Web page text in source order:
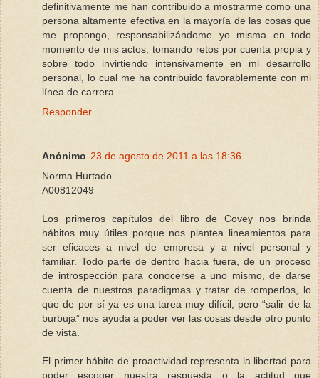
definitivamente me han contribuido a mostrarme como una
persona altamente efectiva en la mayoría de las cosas que
me propongo, responsabilizándome yo misma en todo
momento de mis actos, tomando retos por cuenta propia y
sobre todo invirtiendo intensivamente en mi desarrollo
personal, lo cual me ha contribuido favorablemente con mi
línea de carrera.
Responder
Anónimo 23 de agosto de 2011 a las 18:36
Norma Hurtado
A00812049
Los primeros capítulos del libro de Covey nos brinda
hábitos muy útiles porque nos plantea lineamientos para
ser eficaces a nivel de empresa y a nivel personal y
familiar. Todo parte de dentro hacia fuera, de un proceso
de introspección para conocerse a uno mismo, de darse
cuenta de nuestros paradigmas y tratar de romperlos, lo
que de por sí ya es una tarea muy difícil, pero “salir de la
burbuja” nos ayuda a poder ver las cosas desde otro punto
de vista.
El primer hábito de proactividad representa la libertad para
poder escoger nuestra respuesta o la actitud que